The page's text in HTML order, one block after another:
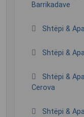
Barrikadave
Shtëpi &
Shtëpi &
Shtëpi &
Cerova
Shtëpi &